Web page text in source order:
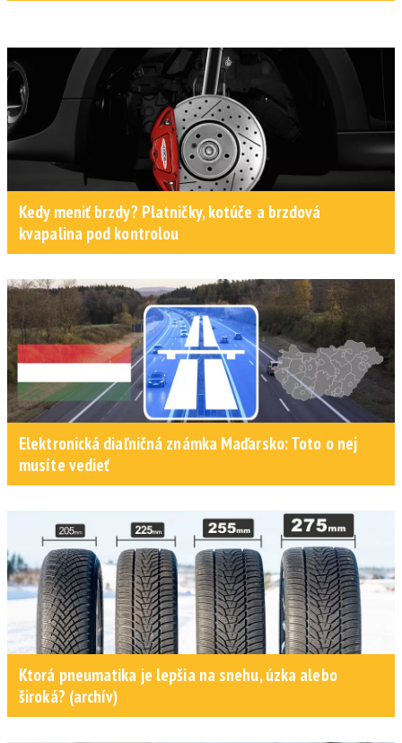
Kedy meniť brzdy? Platničky, kotúče a brzdová
kvapalina pod kontrolou
Elektronická diaľničná známka Maďarsko: Toto o nej
musíte vedieť
Ktorá pneumatika je lepšia na snehu, úzka alebo
široká? (archív)